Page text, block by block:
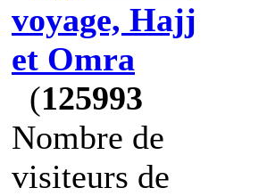
voyage, Hajj
et Omra
(125993
Nombre de
visiteurs de